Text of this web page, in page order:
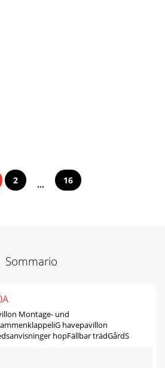
2 ... 16
Sommario
Montage- und
havepavillon
hopFällbar trädGårdS